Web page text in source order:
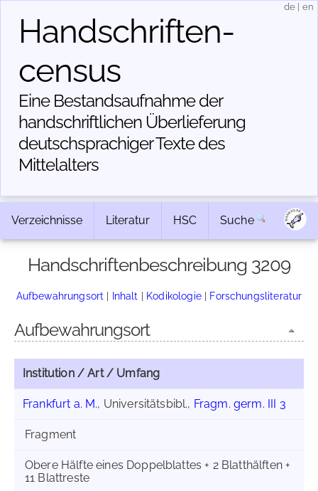
Handschriften­
census
Eine Bestandsaufnahme der
handschriftlichen Über­lieferung
deutschsprachiger Texte des
Mittelalters
de en
Verzeichnisse Literatur HSC Suche
Handschriftenbeschreibung 3209
Aufbewahrungsort | Inhalt | Kodikologie| Forschungsliteratur
Aufbewahrungsort
Institution / Art / Umfang
Frankfurt a. M., Universitätsbibl., Fragm. germ. III 3
Fragment
Obere Hälfte eines Doppelblattes + 2 Blatthälften +
11 Blattreste